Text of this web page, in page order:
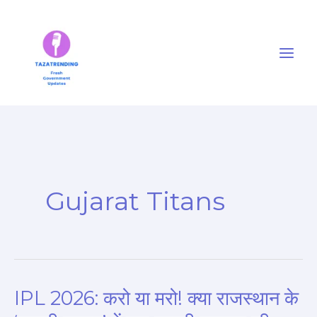
Gujarat Titans
IPL 2026: करो या मरो! क्या राजस्थान के
IPL
2026: